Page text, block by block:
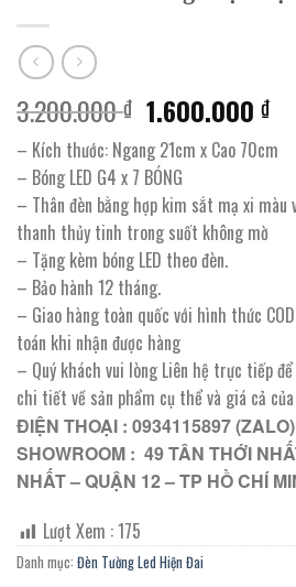
3.200.000₫ Giá
gốc
là:
3.200.000 ₫.
1.600.000₫Giá
hiện
tại
là:
– Kích thước: Ngang 21cm x Cao 70cm
– Bóng LED G4 x 7 BÓNG
– Thân đèn bằng hợp kim sắt mạ xi màu
thanh thủy tinh trong suốt không mờ
– Tặng kèm bóng LED theo đèn.
– Bảo hành 12 tháng.
– Giao hàng toàn quốc với hình thức
toán khi nhận được hàng
– Quý khách vui lòng Liên hệ trực tiếp
chi tiết về sản phẩm cụ thể và giá cả
ĐIỆN THOẠI : 0934115897 (ZALO)
SHOWROOM : 49 TÂN THỚI
NHẤT – QUẬN 12 – TP HỒ CHÍ
Lượt Xem :175
Danh mục: Đèn Tường Led Hiện Đai